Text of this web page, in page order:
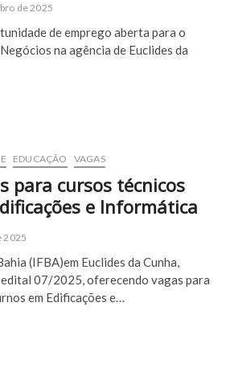
de 2025
de emprego aberta para o
na agência de Euclides da
EDUCAÇÃO VAGAS
para cursos técnicos
e Informática
2025
(IFBA)em Euclides da Cunha,
07/2025, oferecendo vagas para
em Edificações e…